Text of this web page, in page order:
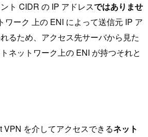
ト CIDR の IP アドレスではありませ
ワーク 上の ENI によって送信元 IP ア
るため、アクセス先サーバから見た
ネットワーク上の ENI が持つそれと
を介してアクセスできるネット